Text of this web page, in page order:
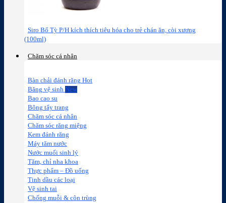
Siro Bổ Tỳ P/H kích thích tiêu hóa cho trẻ chán ăn, còi xương
(100ml)
Chăm sóc cá nhân
Bàn chải đánh răng
Băng vệ sinh
Bao cao su
Bông tẩy trang
Chăm sóc cá nhân
Chăm sóc răng miệng
Kem đánh răng
Máy tăm nước
Nước muối sinh lý
Tăm, chỉ nha khoa
Thực phẩm – Đồ uống
Tinh dầu các loại
Vệ sinh tai
Chống muỗi & côn trùng